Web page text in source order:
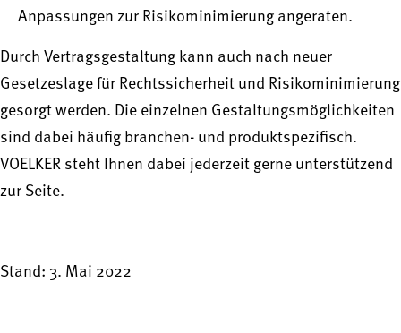
Anpassungen zur Risikominimierung angeraten.
Durch Vertragsgestaltung kann auch nach neuer
Gesetzeslage für Rechtssicherheit und Risikominimierung
gesorgt werden. Die einzelnen Gestaltungsmöglichkeiten
sind dabei häufig branchen- und produktspezifisch.
VOELKER steht Ihnen dabei jederzeit gerne unterstützend
zur Seite.
Stand: 3. Mai 2022